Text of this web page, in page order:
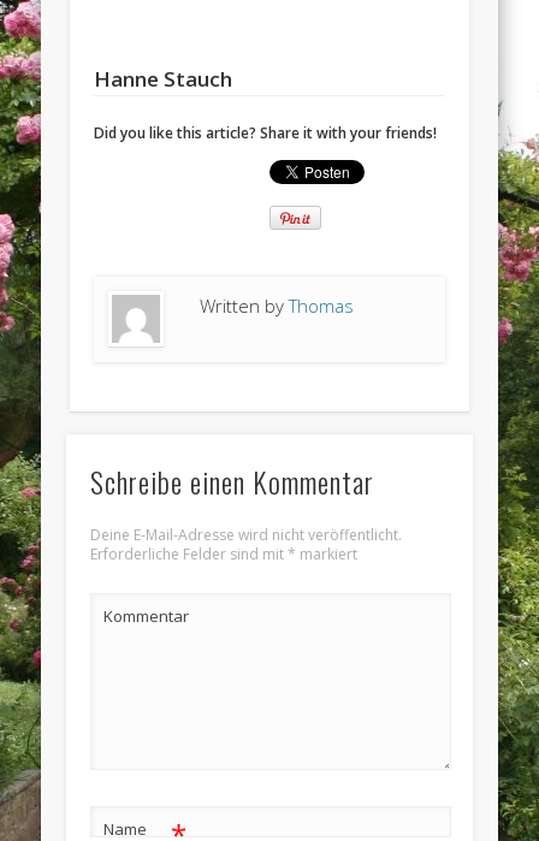
Hanne Stauch
Did you like this article? Share it with your friends!
Written byThomas
Schreibe einen Kommentar
Deine E-Mail-Adresse wird nicht veröffentlicht.
Erforderliche Felder sind mit* markiert
Kommentar
Name